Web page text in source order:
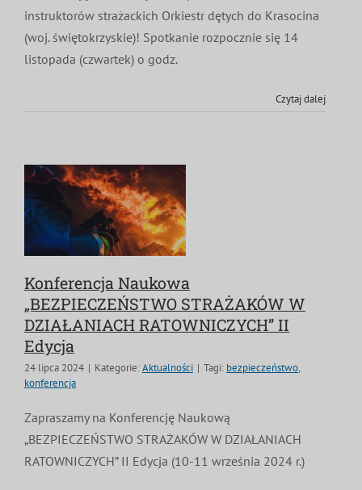
instruktorów strażackich Orkiestr dętych do Krasocina
(woj. świętokrzyskie)! Spotkanie rozpocznie się 14
listopada (czwartek) o godz.
Czytaj dalej
Konferencja Naukowa
„BEZPIECZEŃSTWO STRAŻAKÓW W
DZIAŁANIACH RATOWNICZYCH” II
Edycja
24 lipca 2024 | Kategorie:Aktualności | Tagi: bezpieczeństwo,
konferencja
Zapraszamy na Konferencję Naukową
„BEZPIECZEŃSTWO STRAŻAKÓW W DZIAŁANIACH
RATOWNICZYCH” II Edycja (10-11 września 2024 r.)